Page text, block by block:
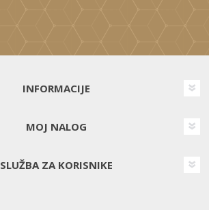
INFORMACIJE
MOJ NALOG
SLUŽBA ZA KORISNIKE